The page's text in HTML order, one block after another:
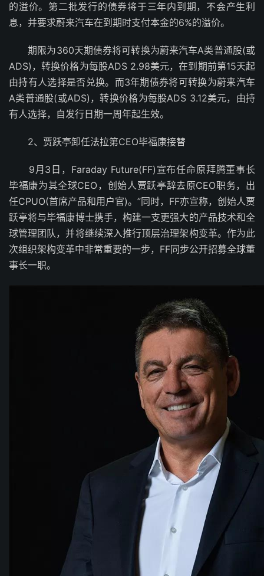
的溢价。第二批发行的债券将于三年内到期，不会产生利
息，并要求蔚来汽车在到期时支付本金的6%的溢价。
期限为360天期债券将可转换为蔚来汽车A类普通股(或
ADS)，转换价格为每股ADS 2.98美元，在到期前第15天起
由持有人选择是否兑换。而3年期债券将可转换为蔚来汽车
A类普通股(或ADS)，转换价格为每股ADS 3.12美元，由持
有人选择，自发行日期一周年起生效。
2、贾跃亭卸任法拉第CEO毕福康接替
9月3日，Faraday Future(FF)宣布任命原拜腾董事长
毕福康为其全球CEO，创始人贾跃亭辞去原CEO职务，出
任CPUO(首席产品和用户官)。”同时，FF亦宣称，创始人贾
跃亭将与毕福康博士携手，构建一支更强大的产品技术和全
球管理团队，并将继续深入推行顶层治理架构变革。作为此
次组织架构变革中非常重要的一步，FF同步公开招募全球董
事长一职。